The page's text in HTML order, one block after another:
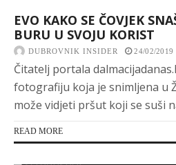
EVO KAKO SE ČOVJEK
BURU U SVOJU KORIST
DUBROVNIK INSIDER 24/02/2019
Čitatelj portala
fotografiju koja je snimljena u
može vidjeti pršut koji se suši
READ MORE